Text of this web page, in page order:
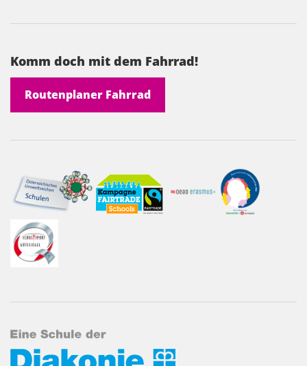
Komm doch mit dem Fahrrad!
Routenplaner Fahrrad